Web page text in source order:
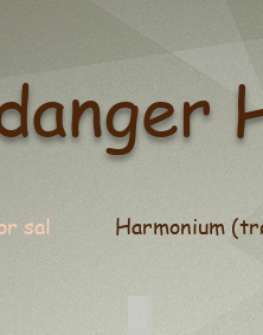
sal Harmonium